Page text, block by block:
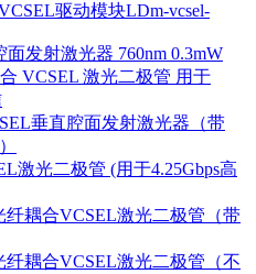
驱动模块LDm-vcsel-
发射激光器 760nm 0.3mW
VCSEL 激光二极管 用于
垂直腔面发射激光器（带
激光二极管 (用于4.25Gbps高
纤耦合VCSEL激光二极管（带
纤耦合VCSEL激光二极管（不